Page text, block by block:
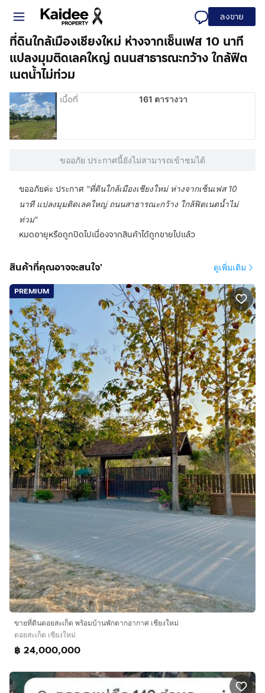
ลงขาย
ที่ดินใกล้เมืองเชียงใหม่ ห่างจากเซ็นเฟส 10 นาที
แปลงมุมติดเลคใหญ่ ถนนสาธารณะกว้าง ใกล้ฟิต
เนตน้ำไม่ท่วม
เนื้อที่ 161 ตารางวา
ขออภัย ประกาศนี้ยังไม่สามารถเข้าชมได้
ขออภัยค่ะ ประกาศ "ที่ดินใกล้เมืองเชียงใหม่ ห่างจากเซ็นเฟส 10
นาที แปลงมุมติดเลคใหญ่ ถนนสาธารณะกว้าง ใกล้ฟิตเนตน้ำไม่
ท่วม"
หมดอายุหรือถูกปิดไปเนื่องจากสินค้าได้ถูกขายไปแล้ว
สินค้าที่คุณอาจจะสนใจ' ดูเพิ่มเติม
PREMIUM
ขายที่ดินดอยสะเก็ด พร้อมบ้านพักตากอากาศ เชียงใหม่
ดอยสะเก็ด เชียงใหม่
฿ 24,000,000